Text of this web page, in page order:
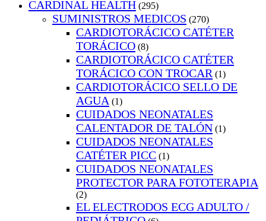
CARDINAL HEALTH (295)
SUMINISTROS MEDICOS (270)
CARDIOTORÁCICO CATÉTER
TORÁCICO (8)
CARDIOTORÁCICO CATÉTER
TORÁCICO CON TROCAR (1)
CARDIOTORÁCICO SELLO DE
AGUA (1)
CUIDADOS NEONATALES
CALENTADOR DE TALÓN (1)
CUIDADOS NEONATALES
CATÉTER PICC (1)
CUIDADOS NEONATALES
PROTECTOR PARA FOTOTERAPIA
(2)
EL ELECTRODOS ECG ADULTO /